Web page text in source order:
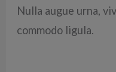
Nulla augue urna,
commodo ligula.